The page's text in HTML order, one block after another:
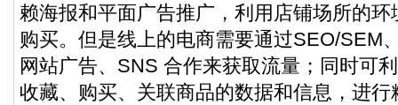
赖海报和平面广告推广，利用店铺场所的
购买。但是线上的电商需要通过SEO/SEM
网站广告、SNS 合作来获取流量；同时可
收藏、购买、关联商品的数据和信息，进